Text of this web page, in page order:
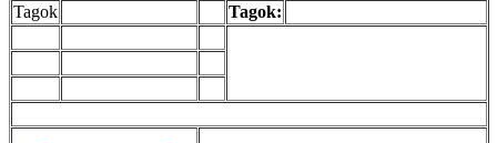
Tagok
Tagok: